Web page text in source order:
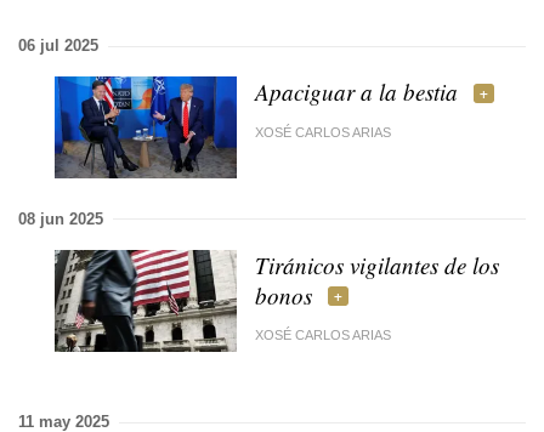
06 jul 2025
Apaciguar a la bestia
XOSÉ CARLOS ARIAS
08 jun 2025
Tiránicos vigilantes de los
bonos
XOSÉ CARLOS ARIAS
11 may 2025